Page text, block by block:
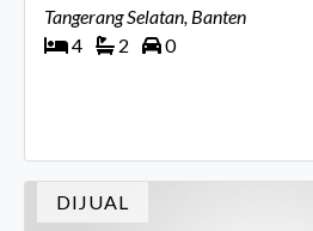
Tangerang Selatan, Banten
4
2 0
DIJUAL